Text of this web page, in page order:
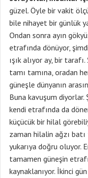
güzel. Öyle bir vakit
bile nihayet bir günlük
Ondan sonra ayın
etrafında dönüyor,
ışık alıyor ay, bir
tamı tamına, oradan
güneşle dünyanın
Buna kavuşum diyorlar.
kendi etrafında da
küçücük bir hilal
zaman hilalin ağzı
yukarıya doğru oluyor.
tamamen güneşin
kaynaklanıyor. İkinci